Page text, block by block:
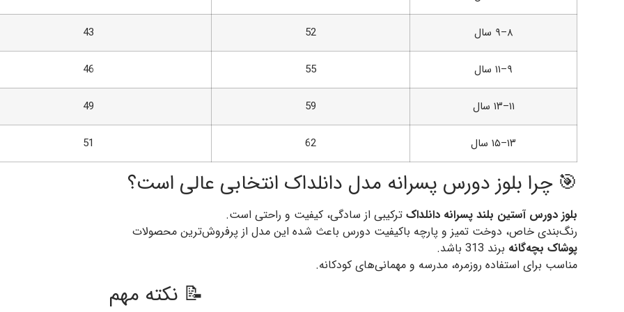
۸–۹ سال 52
43
۹–۱۱ سال 55
46
۱۱–۱۳ سال 59
49
۱۳–۱۵ سال 62
51
🎯 چرا بلوز دورس پسرانه مدل دانلداک انتخابی عالی است؟
بلوز دورس آستین بلند پسرانه دانلداک ترکیبی از سادگی، کیفیت و راحتی است.
رنگ‌بندی خاص، دوخت تمیز و پارچه باکیفیت دورس باعث شده این مدل از پرفروش‌ترین محصولات
پوشاک بچه‌گانه برند 313 باشد.
مناسب برای استفاده روزمره، مدرسه و مهمانی‌های کودکانه.
📝 نکته مهم